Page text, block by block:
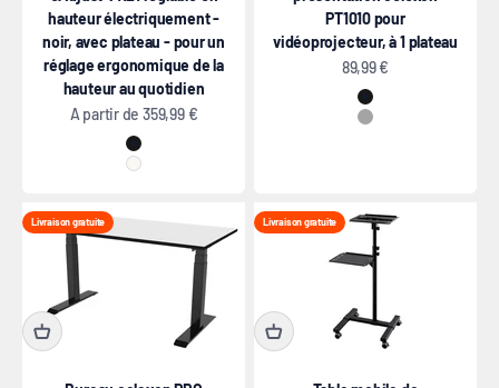
hauteur électriquement -
noir, avec plateau - pour un
réglage ergonomique de la
hauteur au quotidien
Prix de vente
A partir de359,99 €
Noir
Blanc
PT1010 pour
vidéoprojecteur, à 1 plateau
Prix de vente
89,99 €
Noir
Gris
Livraison gratuite Livraison gratuite